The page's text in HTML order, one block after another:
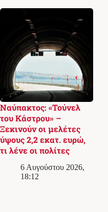
Ναύπακτος: «Τούνελ
του Κάστρου» –
Ξεκινούν οι μελέτες
ύψους 2,2 εκατ. ευρώ,
τι λένε οι πολίτες
6 Αυγούστου 2026,
18:12